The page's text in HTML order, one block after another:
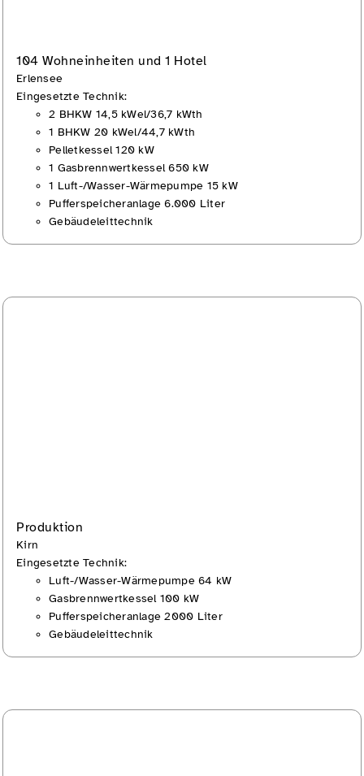
104 Wohneinheiten und 1 Hotel
Erlensee
Eingesetzte Technik:
2 BHKW 14,5 kWel/36,7 kWth
1 BHKW 20 kWel/44,7 kWth
Pelletkessel 120 kW
1 Gasbrennwertkessel 650 kW
1 Luft-/Wasser-Wärmepumpe 15 kW
Pufferspeicheranlage 6.000 Liter
Gebäudeleittechnik
Produktion
Kirn
Eingesetzte Technik:
Luft-/Wasser-Wärmepumpe 64 kW
Gasbrennwertkessel 100 kW
Pufferspeicheranlage 2000 Liter
Gebäudeleittechnik